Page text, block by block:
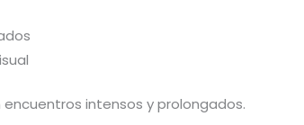
intensos y prolongados.